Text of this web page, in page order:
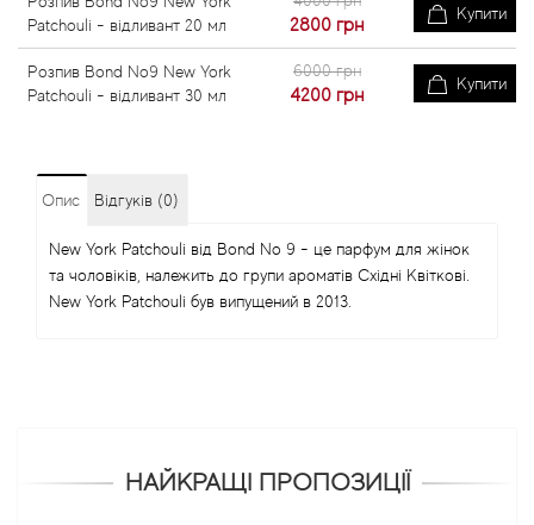
Patchouli - відливант 20 мл
2800 грн
Купити
Розпив Bond No9 New York
Patchouli - відливант 30 мл
6000 грн
4200 грн
Купити
Опис Відгуків (0)
New York Patchouli від Bond No 9 - це парфум для жінок
та чоловіків, належить до групи ароматів Східні Квіткові.
New York Patchouli був випущений в 2013.
НАЙКРАЩІ ПРОПОЗИЦІЇ